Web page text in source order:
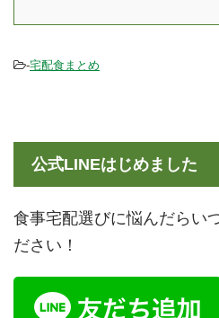
-宅配食まとめ
公式LINEはじめました
食事宅配選びに悩んだらい
ださい！